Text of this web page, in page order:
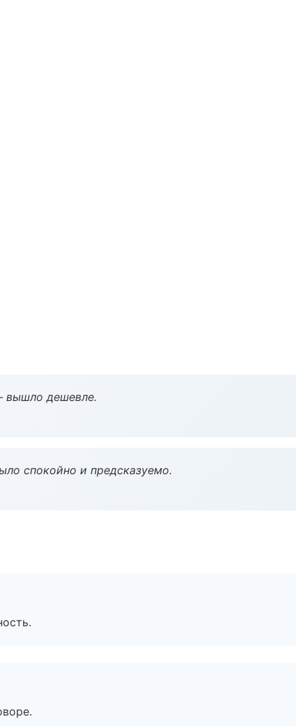
вышло дешевле.
спокойно и предсказуемо.